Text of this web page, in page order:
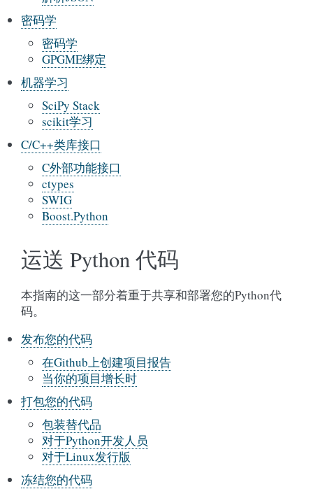
密码学
密码学
GPGME绑定
机器学习
SciPy Stack
scikit学习
C/C++类库接口
C外部功能接口
ctypes
SWIG
Boost.Python
运送 Python 代码
本指南的这一部分着重于共享和部署您的Python代
码。
发布您的代码
在Github上创建项目报告
当你的项目增长时
打包您的代码
包装替代品
对于Python开发人员
对于Linux发行版
冻结您的代码